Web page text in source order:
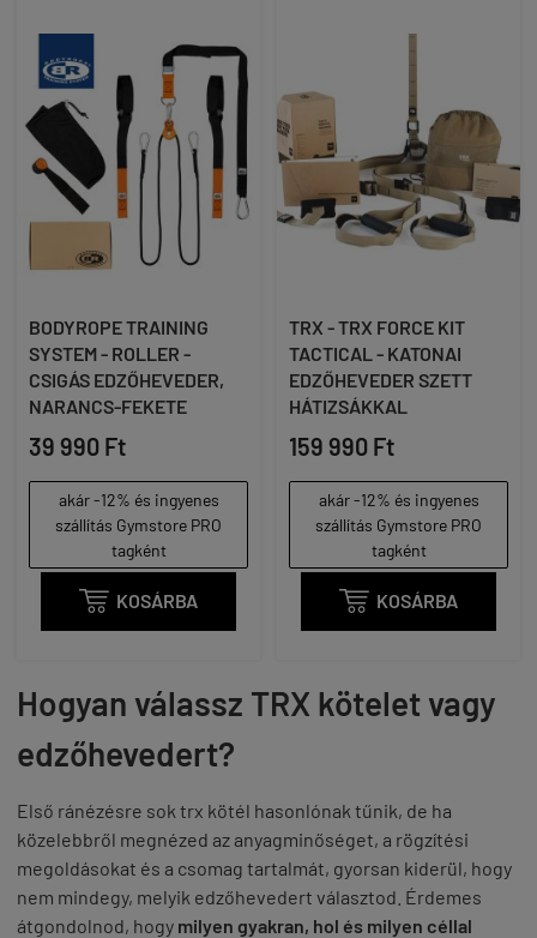
BODYROPE TRAINING
SYSTEM - ROLLER -
CSIGÁS EDZŐHEVEDER,
NARANCS-FEKETE
39 990 Ft
akár -12% és ingyenes
szállítás Gymstore PRO
tagként
 KOSÁRBA
TRX - TRX FORCE KIT
TACTICAL - KATONAI
EDZŐHEVEDER SZETT
HÁTIZSÁKKAL
159 990 Ft
akár -12% és ingyenes
szállítás Gymstore PRO
tagként
 KOSÁRBA
Hogyan válassz TRX kötelet vagy
edzőhevedert?
Első ránézésre sok trx kötél hasonlónak tűnik, de ha
közelebbről megnézed az anyagminőséget, a rögzítési
megoldásokat és a csomag tartalmát, gyorsan kiderül, hogy
nem mindegy, melyik edzőhevedert választod. Érdemes
átgondolnod, hogy milyen gyakran, hol és milyen céllal